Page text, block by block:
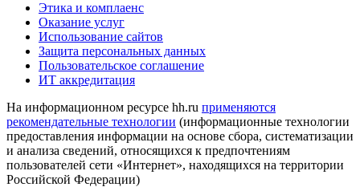
Этика и комплаенс
Оказание услуг
Использование сайтов
Защита персональных данных
Пользовательское соглашение
ИТ аккредитация
На информационном ресурсе hh.ru применяются
рекомендательные технологии (информационные технологии
предоставления информации на основе сбора, систематизации
и анализа сведений, относящихся к предпочтениям
пользователей сети «Интернет», находящихся на территории
Российской Федерации)